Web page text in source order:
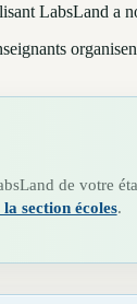
LabsLand a
de votre
section écoles.